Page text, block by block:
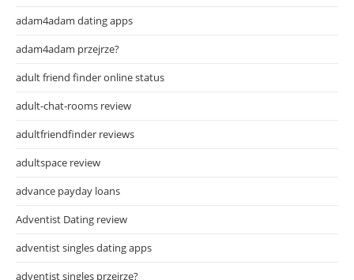
adam4adam dating apps
adam4adam przejrze?
adult friend finder online status
adult-chat-rooms review
adultfriendfinder reviews
adultspace review
advance payday loans
Adventist Dating review
adventist singles dating apps
adventist singles przejrze?